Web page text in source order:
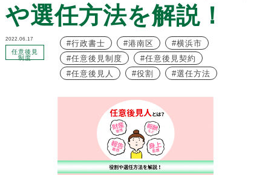
や選任方法を解説！
2022.06.17
任意後見
制度
行政書士 港南区
横浜市
任意後見制度
任意後見契約
任意後見人
役割 選任方法